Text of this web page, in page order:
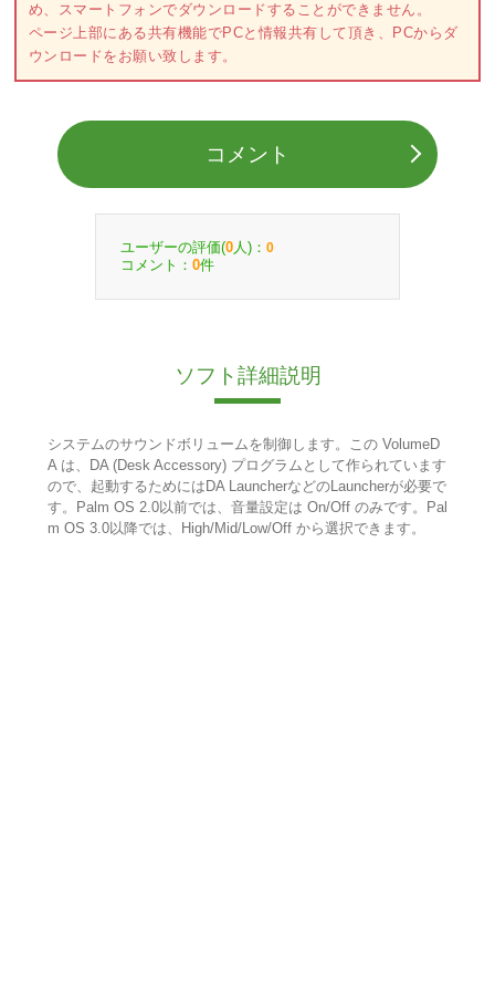
め、スマートフォンでダウンロードすることができません。
ページ上部にある共有機能でPCと情報共有して頂き、PCからダ
ウンロードをお願い致します。
コメント
ユーザーの評価(0 人)： 0
コメント： 0件
ソフト詳細説明
システムのサウンドボリュームを制御します。この VolumeD
A は、DA (Desk Accessory) プログラムとして作られています
ので、起動するためにはDA LauncherなどのLauncherが必要で
す。Palm OS 2.0以前では、音量設定は On/Off のみです。Pal
m OS 3.0以降では、High/Mid/Low/Off から選択できます。